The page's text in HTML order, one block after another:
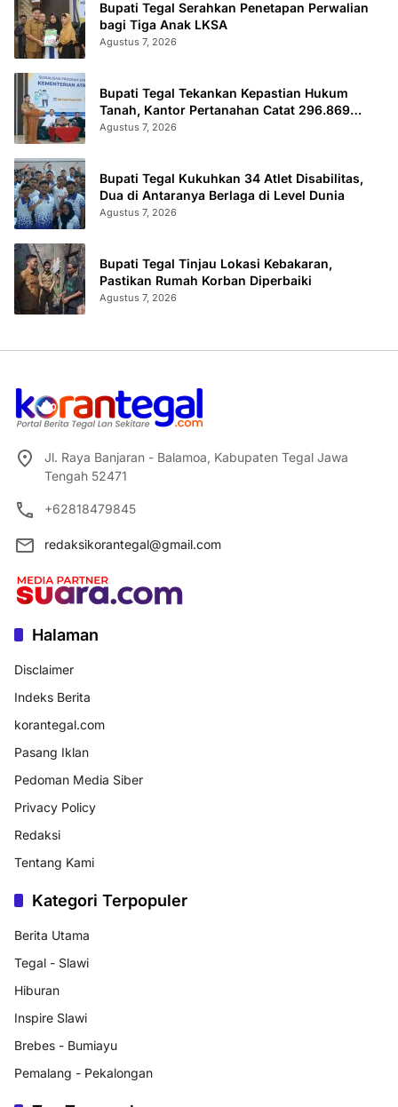
Bupati Tegal Serahkan Penetapan Perwalian
bagi Tiga Anak LKSA
Agustus 7, 2026
Bupati Tegal Tekankan Kepastian Hukum
Tanah, Kantor Pertanahan Catat 296.869
Sertifikat Terbit
Agustus 7, 2026
Bupati Tegal Kukuhkan 34 Atlet Disabilitas,
Dua di Antaranya Berlaga di Level Dunia
Agustus 7, 2026
Bupati Tegal Tinjau Lokasi Kebakaran,
Pastikan Rumah Korban Diperbaiki
Agustus 7, 2026
Jl. Raya Banjaran - Balamoa, Kabupaten Tegal Jawa
Tengah 52471
+62818479845
redaksikorantegal@gmail.com
Halaman
Disclaimer
Indeks Berita
korantegal.com
Pasang Iklan
Pedoman Media Siber
Privacy Policy
Redaksi
Tentang Kami
Kategori Terpopuler
Berita Utama
Tegal - Slawi
Hiburan
Inspire Slawi
Brebes - Bumiayu
Pemalang - Pekalongan